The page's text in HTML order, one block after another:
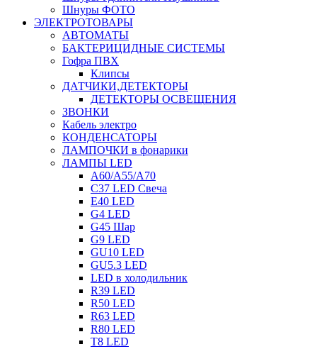
Шнуры ФОТО
ЭЛЕКТРОТОВАРЫ
АВТОМАТЫ
БАКТЕРИЦИДНЫЕ СИСТЕМЫ
Гофра ПВХ
Клипсы
ДАТЧИКИ,ДЕТЕКТОРЫ
ДЕТЕКТОРЫ ОСВЕЩЕНИЯ
ЗВОНКИ
Кабель электро
КОНДЕНСАТОРЫ
ЛАМПОЧКИ в фонарики
ЛАМПЫ LED
A60/A55/A70
C37 LED Свеча
E40 LED
G4 LED
G45 Шар
G9 LED
GU10 LED
GU5.3 LED
LED в холодильник
R39 LED
R50 LED
R63 LED
R80 LED
T8 LED